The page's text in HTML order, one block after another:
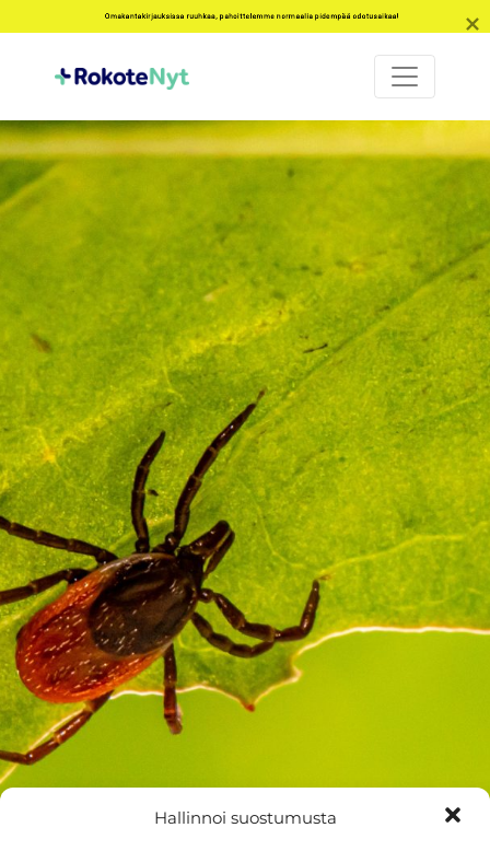
Hallinnoi suostumusta
Omakantakirjauksissa ruuhkaa, pahoittelemme normaalia pidempää odotusaikaa!